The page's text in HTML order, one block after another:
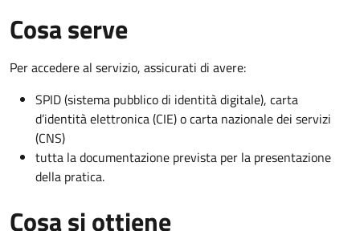
Cosa serve
Per accedere al servizio, assicurati di avere:
SPID (sistema pubblico di identità digitale), carta
d’identità elettronica (CIE) o carta nazionale dei servizi
(CNS)
tutta la documentazione prevista per la presentazione
della pratica.
Cosa si ottiene